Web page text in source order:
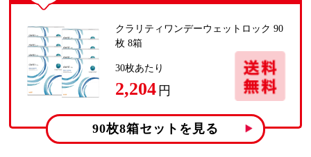
クラリティワンデーウェットロック 90
枚 8箱
30枚あたり
2,204 円
90枚8箱セットを見る